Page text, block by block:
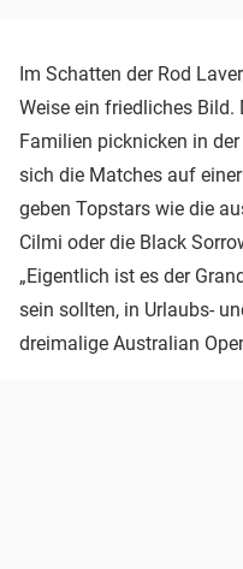
Im Schatten der Rod
Weise ein friedliches Bild.
Familien picknicken in
sich die Matches auf
geben Topstars wie die
Cilmi oder die Black
„Eigentlich ist es der
sein sollten, in Urlaubs-
dreimalige Australian